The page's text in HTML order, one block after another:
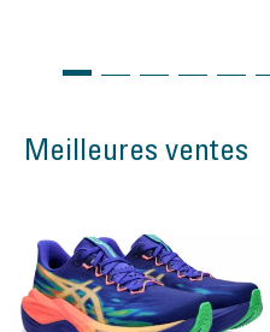
Meilleures ventes